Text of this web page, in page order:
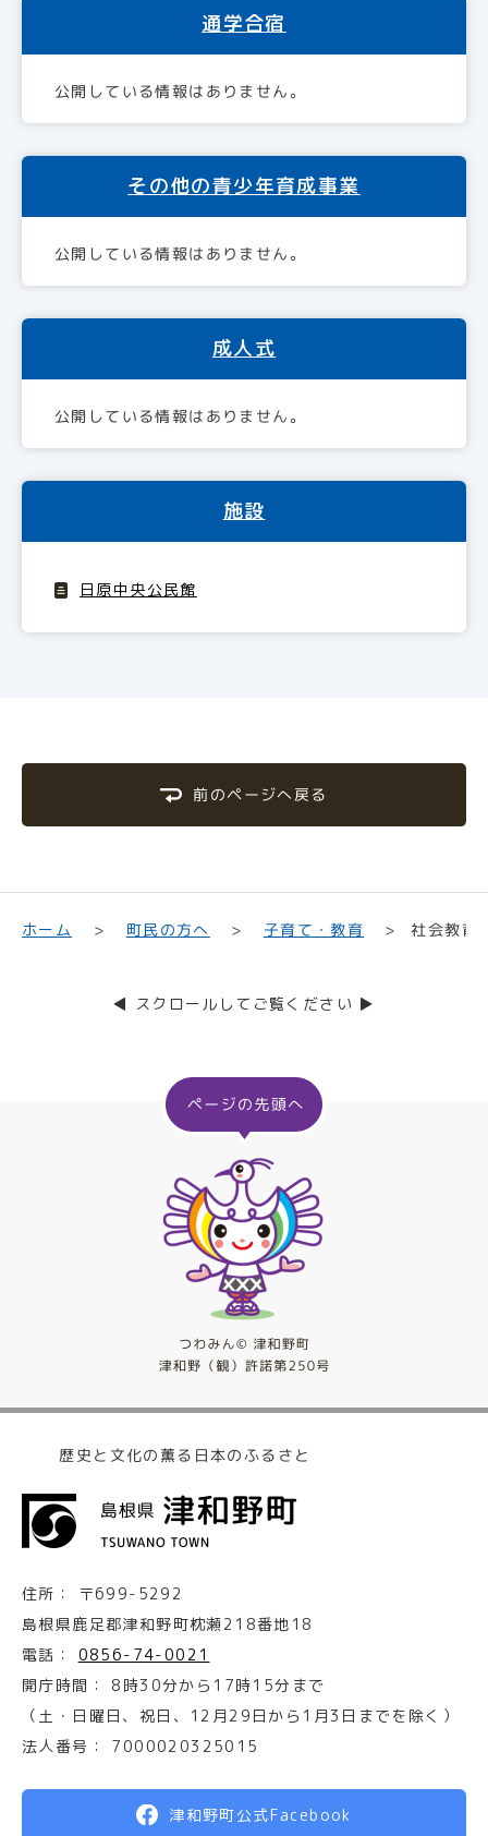
通学合宿
公開している情報はありません。
その他の青少年育成事業
公開している情報はありません。
成人式
公開している情報はありません。
施設
日原中央公民館
前のページへ戻る
ホーム 町民の方へ 子育て・教育 社会教育
◀ スクロールしてご覧ください ▶
歴史と文化の薫る日本のふるさと
住所：
〒699-5292
島根県鹿足郡津和野町枕瀬218番地18
電話：
0856-74-0021
開庁時間：
8時30分から17時15分まで
（土・日曜日、祝日、12月29日から1月3日までを除く）
法人番号：
7000020325015
津和野町公式Facebook